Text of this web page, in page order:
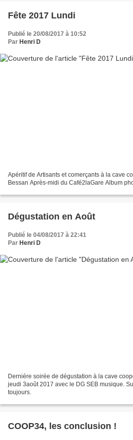
Fête 2017 Lundi
Publié le 20/08/2017 à 10:52
Par Henri D
Apéritif de Artisants et comerçants à la cave
Bessan Après-midi du Café2laGare Album
Dégustation en Août
Publié le 04/08/2017 à 22:41
Par Henri D
Derniére soirée de dégustation à la cave
jeudi 3août 2017 avec le DG SEB musique.
toujours.
COOP34, les conclusion !